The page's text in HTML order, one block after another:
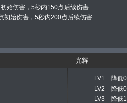
始伤害，5秒内150点后续伤害
初始伤害，5秒内200点后续伤害
光辉
LV1 降低
LV2 降低
LV3 降低